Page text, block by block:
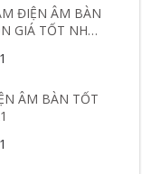
ĐIỆN ÂM BÀN
GIÁ TỐT NHẤT
ÂM BÀN TỐT